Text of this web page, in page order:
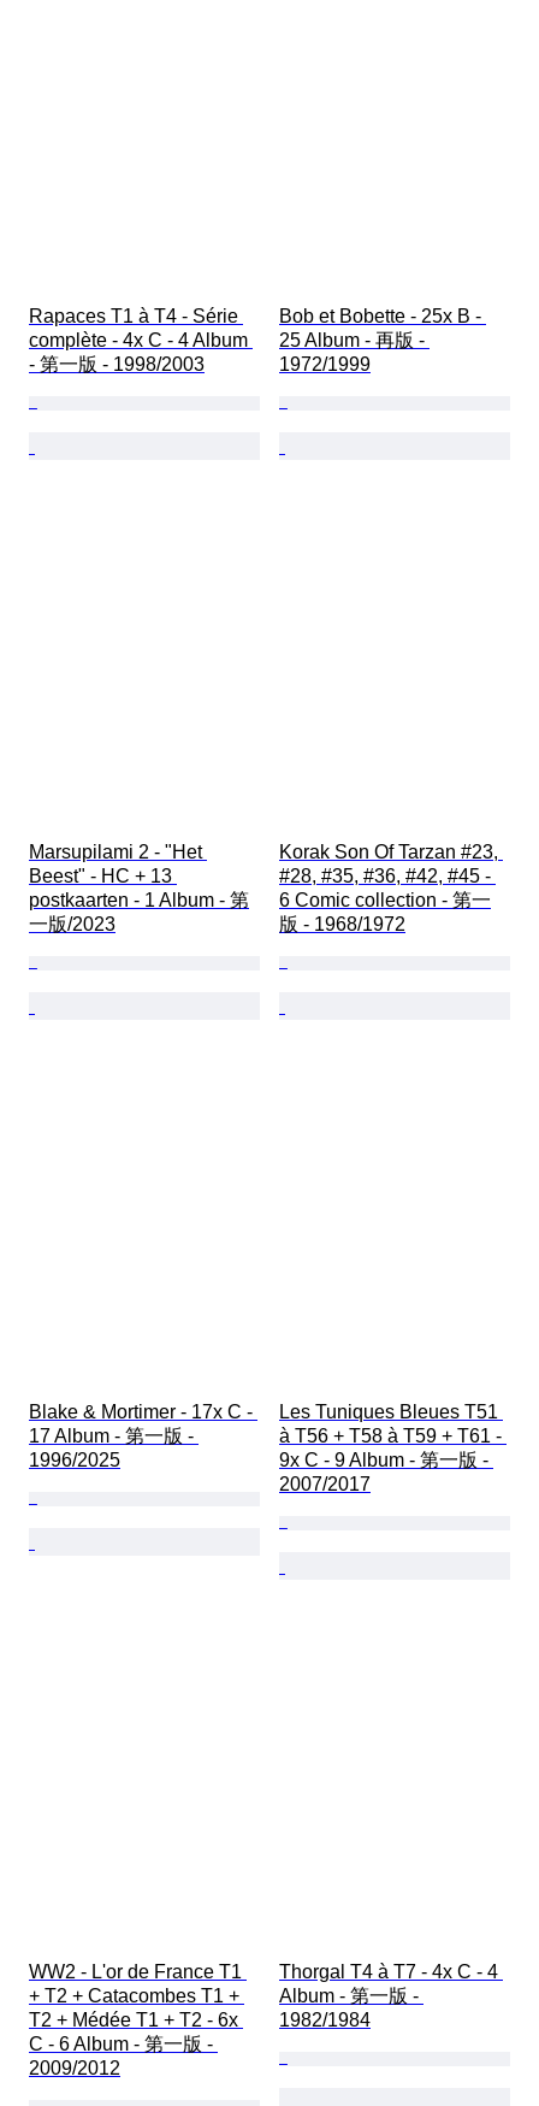
Rapaces T1 à T4 - Série
complète - 4x C - 4 Album
- 第一版 - 1998/2003
Bob et Bobette - 25x B -
25 Album - 再版 -
1972/1999
Marsupilami 2 - "Het
Beest" - HC + 13
postkaarten - 1 Album - 第
一版/2023
Korak Son Of Tarzan #23,
#28, #35, #36, #42, #45 -
6 Comic collection - 第一
版 - 1968/1972
Blake & Mortimer - 17x C -
17 Album - 第一版 -
1996/2025
Les Tuniques Bleues T51
à T56 + T58 à T59 + T61 -
9x C - 9 Album - 第一版 -
2007/2017
WW2 - L'or de France T1
+ T2 + Catacombes T1 +
T2 + Médée T1 + T2 - 6x
C - 6 Album - 第一版 -
2009/2012
Thorgal T4 à T7 - 4x C - 4
Album - 第一版 -
1982/1984